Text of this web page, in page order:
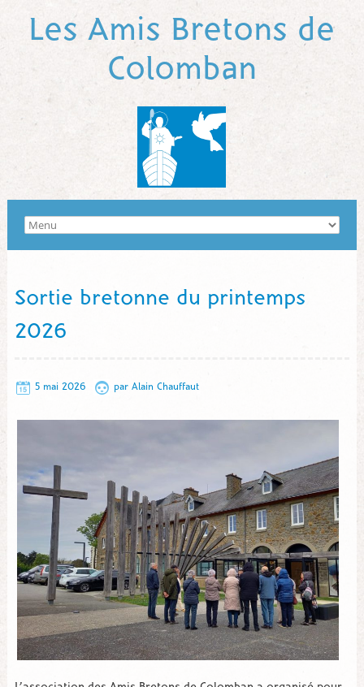
Les Amis Bretons de
Colomban
Sortie bretonne du printemps
2026
5 mai 2026 par Alain Chauffaut